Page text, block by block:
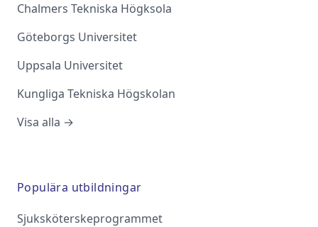
Chalmers Tekniska Högksola
Göteborgs Universitet
Uppsala Universitet
Kungliga Tekniska Högskolan
Visa alla →
Populära utbildningar
Sjuksköterskeprogrammet